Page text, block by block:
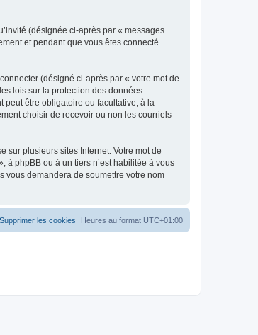
(désignée ci-après par « messages
et pendant que vous êtes connecté
(désigné ci-après par « votre mot de
lois sur la protection des données
peut être obligatoire ou facultative, à la
choisir de recevoir ou non les courriels
sur plusieurs sites Internet. Votre mot de
à phpBB ou à un tiers n’est habilitée à vous
vous demandera de soumettre votre nom
Heures au format UTC+01:00
Supprimer les cookies